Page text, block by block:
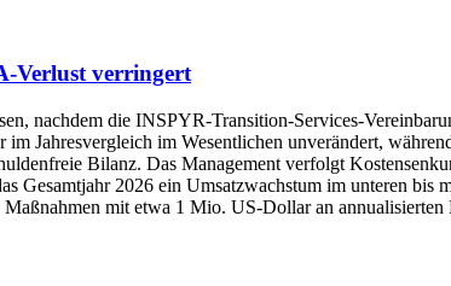
Verlust verringert
nachdem die INSPYR-Transition-Services-
Jahresvergleich im Wesentlichen unverändert,
Bilanz. Das Management verfolgt
Gesamtjahr 2026 ein Umsatzwachstum im unteren bis
mit etwa 1 Mio. US-Dollar an annualisierten